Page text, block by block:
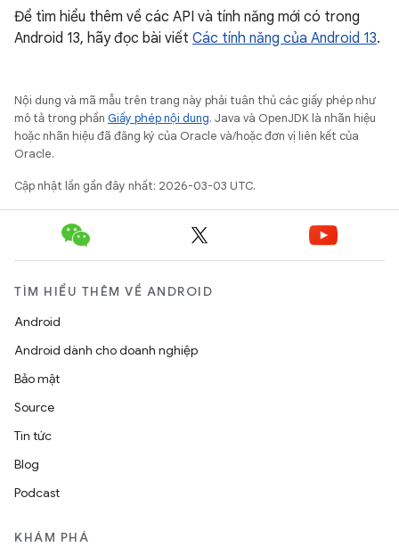
Để tìm hiểu thêm về các API và tính năng mới có trong
Android 13, hãy đọc bài viết Các tính năng của Android 13.
Nội dung và mã mẫu trên trang này phải tuân thủ các giấy phép như
mô tả trong phần Giấy phép nội dung. Java và OpenJDK là nhãn hiệu
hoặc nhãn hiệu đã đăng ký của Oracle và/hoặc đơn vị liên kết của
Oracle.
Cập nhật lần gần đây nhất: 2026-03-03 UTC.
TÌM HIỂU THÊM VỀ ANDROID
Android
Android dành cho doanh nghiệp
Bảo mật
Source
Tin tức
Blog
Podcast
KHÁM PHÁ